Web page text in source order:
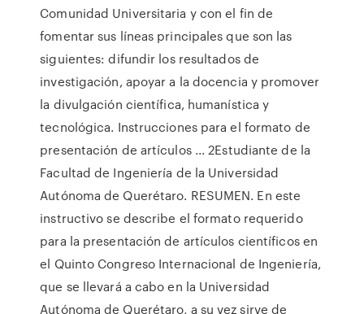
Comunidad Universitaria y con el fin de
fomentar sus líneas principales que son las
siguientes: difundir los resultados de
investigación, apoyar a la docencia y promover
la divulgación científica, humanística y
tecnológica. Instrucciones para el formato de
presentación de artículos ... 2Estudiante de la
Facultad de Ingeniería de la Universidad
Autónoma de Querétaro. RESUMEN. En este
instructivo se describe el formato requerido
para la presentación de artículos científicos en
el Quinto Congreso Internacional de Ingeniería,
que se llevará a cabo en la Universidad
Autónoma de Querétaro, a su vez sirve de